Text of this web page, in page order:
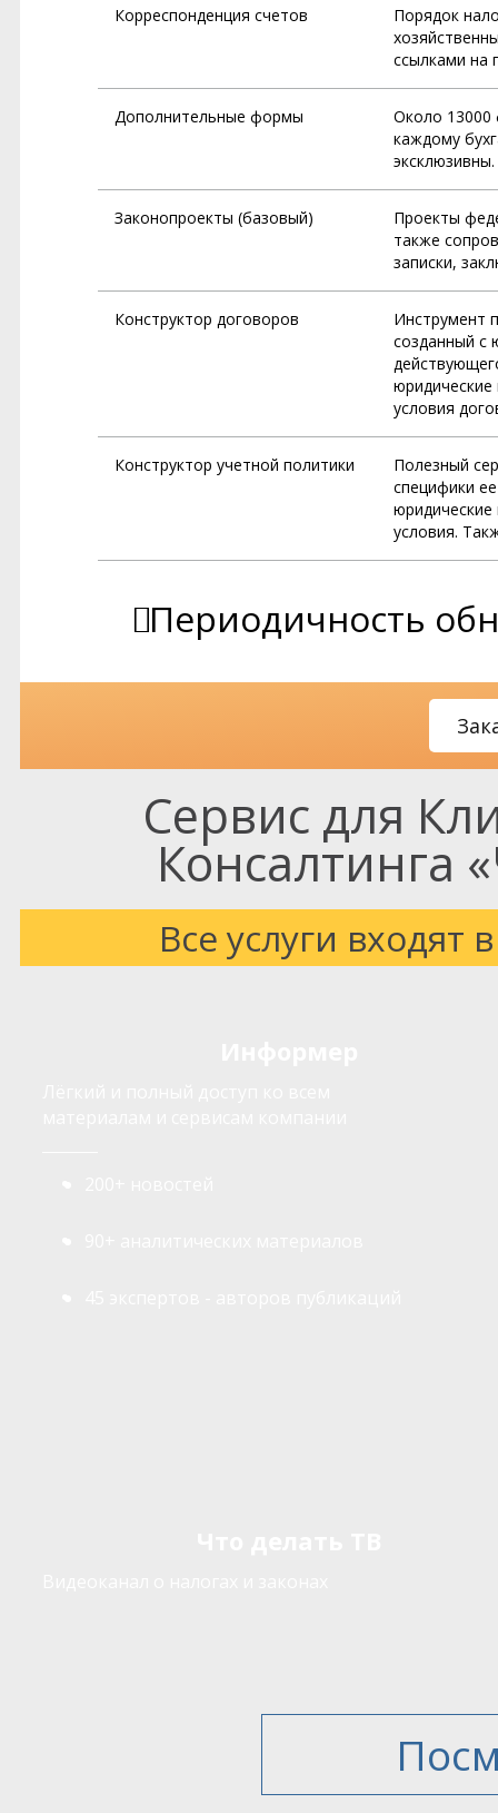
Корреспонденция счетов
Порядок
ссылками на
Дополнительные формы
Около 13000
каждому
эксклюзивны.
Законопроекты (базовый)
Проекты
также
записки,
Конструктор договоров
Инструмент
созданный с
юридические
условия
Конструктор учетной политики
Полезный
специфики
юридические
условия.
Периодичность
Сервис для
Консалтинга
Все услуги входят